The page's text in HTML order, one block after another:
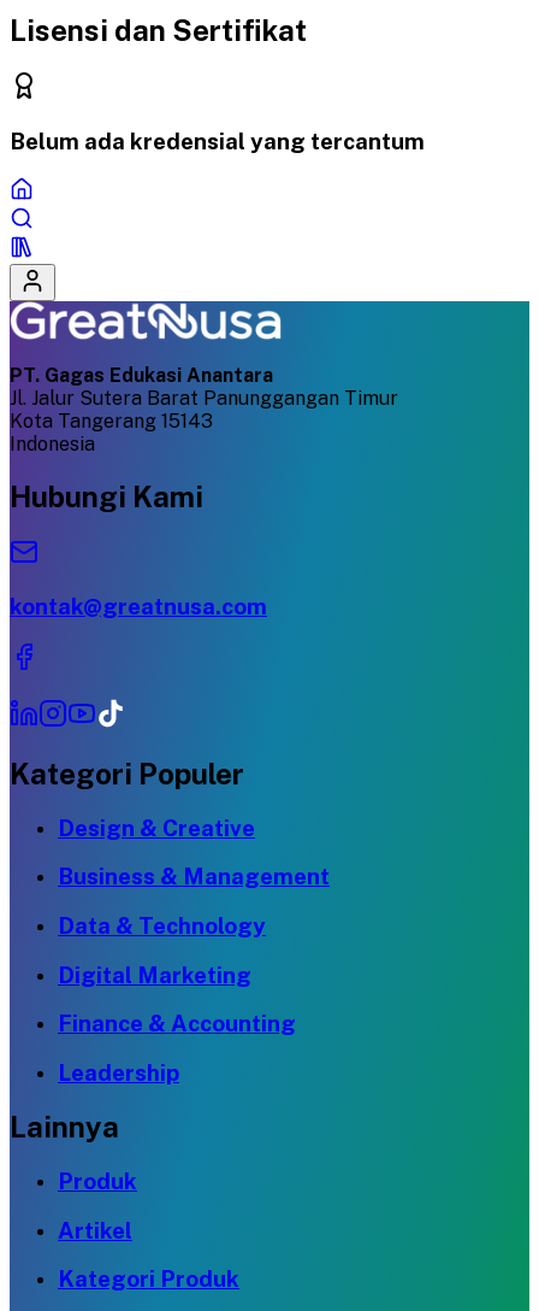
Lisensi dan Sertifikat
Belum ada kredensial yang tercantum
PT. Gagas Edukasi Anantara
Jl. Jalur Sutera Barat Panunggangan Timur
Kota Tangerang 15143
Indonesia
Hubungi Kami
kontak@greatnusa.com
Kategori Populer
Design & Creative
Business & Management
Data & Technology
Digital Marketing
Finance & Accounting
Leadership
Lainnya
Produk
Artikel
Kategori Produk